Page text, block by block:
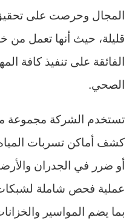
المجال وحرصت على
قليلة، حيث أنها تعمل من
الفائقة على تنفيذ كافة
الصحي.
تستخدم الشركة مجموعة
كشف أماكن تسربات
أو ضرر في الجدران
عملية فحص شاملة لشبكات
بما يضم المواسير